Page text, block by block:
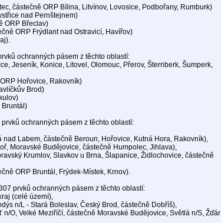
částečně ORP Bílina, Litvínov, Lovosice, Podbořany, Rumburk)
nad Pernštejnem)
ORP Břeclav)
ORP Frýdlant nad Ostravicí, Havířov)
ochranných pásem z těchto oblastí:
Jeseník, Konice, Litovel, Olomouc, Přerov, Šternberk, Šumperk,
Hořovice, Rakovník)
Brod)
Bruntál)
ochranných pásem z těchto oblastí:
nad Labem, částečně Beroun, Hořovice, Kutná Hora, Rakovník),
Moravské Budějovice, částečně Humpolec, Jihlava),
Krumlov, Slavkov u Brna, Šlapanice, Židlochovice, částečně
ORP Bruntál, Frýdek-Místek, Krnov).
prvků ochranných pásem z těchto oblastí:
(celé území),
n/L - Stará Boleslav, Český Brod, částečně Dobříš),
O, Velké Meziříčí, částečně Moravské Budějovice, Světlá n/S, Žďár